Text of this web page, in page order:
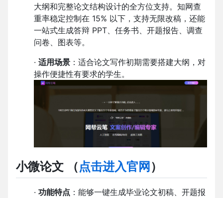
大纲和完整论文结构设计的全方位支持。知网查
重率稳定控制在 15% 以下，支持无限改稿，还能
一站式生成答辩 PPT、任务书、开题报告、调查
问卷、图表等。
· 适用场景 ：适合论文写作初期需要搭建大纲，对
操作便捷性有要求的学生。
小微论文 （点击进入官网 ）
· 功能特点 ：能够一键生成毕业论文初稿、开题报